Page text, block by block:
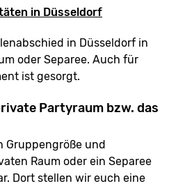
in Düsseldorf
in Düsseldorf in
oder Separee. Auch für
ist gesorgt.
Partyraum bzw. das
Gruppengröße und
Raum oder ein Separee
Dort stellen wir euch eine